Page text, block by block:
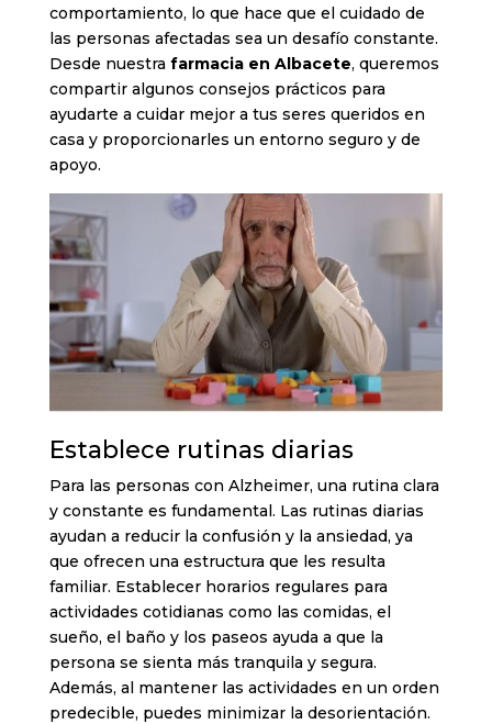
comportamiento, lo que hace que el cuidado de
las personas afectadas sea un desafío constante.
Desde nuestra farmacia en Albacete, queremos
compartir algunos consejos prácticos para
ayudarte a cuidar mejor a tus seres queridos en
casa y proporcionarles un entorno seguro y de
apoyo.
Establece rutinas diarias
Para las personas con Alzheimer, una rutina clara
y constante es fundamental. Las rutinas diarias
ayudan a reducir la confusión y la ansiedad, ya
que ofrecen una estructura que les resulta
familiar. Establecer horarios regulares para
actividades cotidianas como las comidas, el
sueño, el baño y los paseos ayuda a que la
persona se sienta más tranquila y segura.
Además, al mantener las actividades en un orden
predecible, puedes minimizar la desorientación.